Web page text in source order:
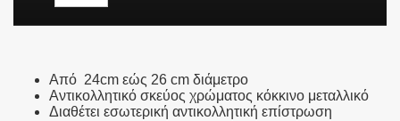
Από 24cm εώς 26 cm διάμετρο
Αντικολλητικό σκεύος χρώματος κόκκινο μεταλλικό
Διαθέτει εσωτερική αντικολλητική επίστρωση